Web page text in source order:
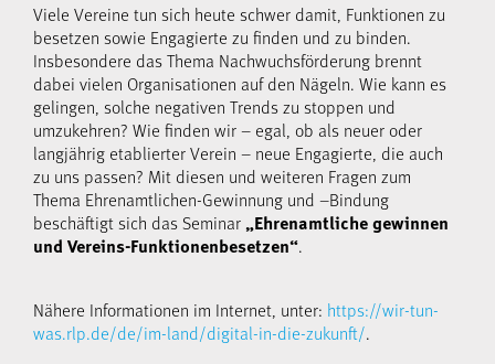
Viele Vereine tun sich heute schwer damit, Funktionen zu
besetzen sowie Engagierte zu finden und zu binden.
Insbesondere das Thema Nachwuchsförderung brennt
dabei vielen Organisationen auf den Nägeln. Wie kann es
gelingen, solche negativen Trends zu stoppen und
umzukehren? Wie finden wir – egal, ob als neuer oder
langjährig etablierter Verein – neue Engagierte, die auch
zu uns passen? Mit diesen und weiteren Fragen zum
Thema Ehrenamtlichen-Gewinnung und –Bindung
beschäftigt sich das Seminar „Ehrenamtliche gewinnen
und Vereins-Funktionen besetzen“.
Nähere Informationen im Internet, unter: https://wir-tun-
was.rlp.de/de/im-land/digital-in-die-zukunft/.